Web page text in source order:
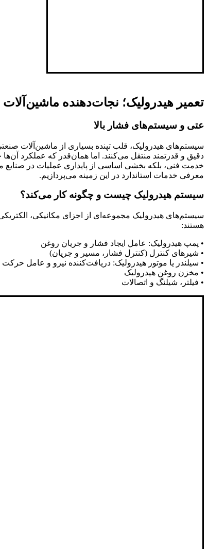
تعمیر هیدرولیک؛ نجات‌دهنده
عتی و سیستم‌های فشار بالا
سیستم‌های هیدرولیک، قلب تپنده بسیاری از ماشین‌آلات
دقیق و قدرتمند منتقل می‌کنند. اما همان‌قدر که عملکرد
خدمت فنی، بلکه بخشی اساسی از پایداری عملیات در
معرفی خدمات استاندارد در این زمینه می‌پردازیم.
سیستم هیدرولیک چیست و چگونه کار می‌کند؟
سیستم‌های هیدرولیک مجموعه‌ای از اجزای مکانیکی،
هستند:
• پمپ هیدرولیک: عامل ایجاد فشار و جریان روغن
• شیرهای کنترل (کنترل فشار، مسیر و جریان)
• سیلندر یا موتور هیدرولیک: دریافت‌کننده نیرو و عامل حرکت
• مخزن روغن هیدرولیک
• فیلتر، شیلنگ و اتصالات